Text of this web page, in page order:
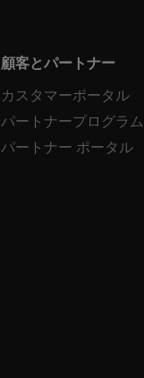
顧客とパートナー
カスタマーポータル
パートナープログラム
パートナー ポータル